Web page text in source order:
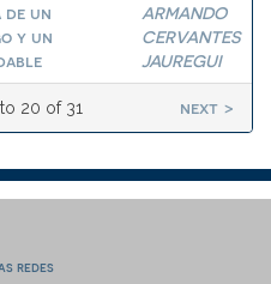
de un
y un
ARMANDO
CERVANTES
JAUREGUI
20 of 31 next >
redes